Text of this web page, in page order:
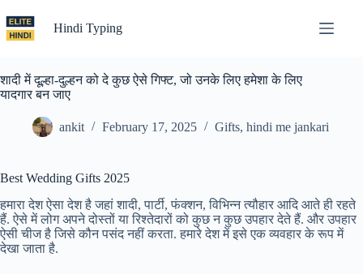
to
content
Hindi Typing
शादी में दूल्हा-दुल्हन को दे कुछ ऐसे गिफ्ट, जो उनके लिए हमेशा के लिए
यादगार बन जाए
ankit February 17, 2025 Gifts, hindi me jankari
Best Wedding Gifts 2025
हमारा देश ऐसा देश है जहां शादी, पार्टी, फंक्शन, विभिन्न त्यौहार आदि आते ही रहते
हैं. ऐसे में लोग अपने दोस्तों या रिश्तेदारों को कुछ न कुछ उपहार देते हैं. और उपहार
ऐसी चीज है जिसे कौन पसंद नहीं करता. हमारे देश में इसे एक व्यवहार के रूप में
देखा जाता है.